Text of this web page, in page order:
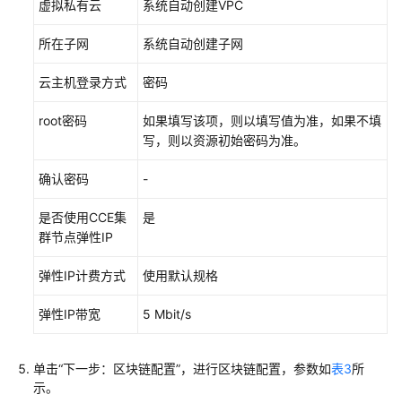
区
发
布
扎
比
区
介
代
虚拟私有云 系统自动创建VPC
所在子网 系统自动创建子网
云主机登录方式 密码
root密码
如果填写该项，则以填写值为准，如果不填
写，则以资源初始密码为准。
确认密码 -
是否使用CCE集
群节点弹性IP
是
弹性IP计费方式 使用默认规格
弹性IP带宽 5 Mbit/s
单击“下一步：区块链配置”，进行区块链配置，参数如表3所
示。